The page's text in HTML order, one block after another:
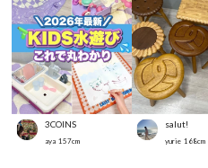
3COINS
aya 157cm
salut!
yurie 168cm